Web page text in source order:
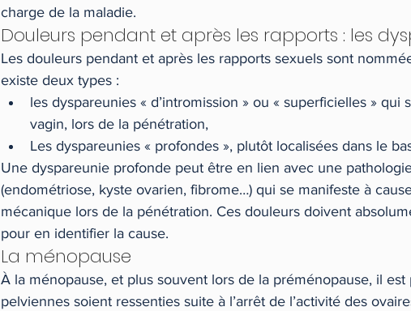
charge de la maladie.
Douleurs pendant et après les rapports : les
Les douleurs pendant et après les rapports sexuels sont
existe deux types :
les dyspareunies « d’intromission » ou « superficielles » qui
vagin, lors de la pénétration,
Les dyspareunies « profondes », plutôt localisées dans le
Une dyspareunie profonde peut être en lien avec une
(endométriose, kyste ovarien, fibrome…) qui se manifeste à
mécanique lors de la pénétration. Ces douleurs doivent
pour en identifier la cause.
La ménopause
À la ménopause, et plus souvent lors de la préménopause, il
pelviennes soient ressenties suite à l’arrêt de l’activité des